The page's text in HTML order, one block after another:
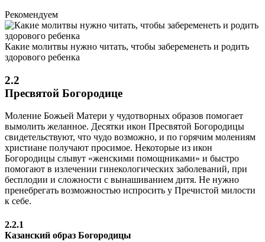
Рекомендуем
Какие молитвы нужно читать, чтобы забеременеть и родить
здорового ребенка
2.2
Пресвятой Богородице
Моление Божьей Матери у чудотворных образов помогает
вымолить желанное. Десятки икон Пресвятой Богородицы
свидетельствуют, что чудо возможно, и по горячим молениям
христиане получают просимое. Некоторые из икон
Богородицы слывут «женскими помощниками» и быстро
помогают в излечении гинекологических заболеваний, при
бесплодии и сложности с вынашиванием дитя. Не нужно
пренебрегать возможностью испросить у Пречистой милости
к себе.
2.2.1
Казанский образ Богородицы